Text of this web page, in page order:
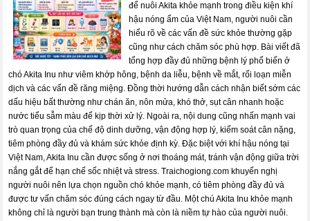
để nuôi Akita khỏe mạnh trong điều kiện khí
hậu nóng ẩm của Việt Nam, người nuôi cần
hiểu rõ về các vấn đề sức khỏe thường gặp
cũng như cách chăm sóc phù hợp. Bài viết đã
tổng hợp đầy đủ những bệnh lý phổ biến ở
chó Akita Inu như viêm khớp hông, bệnh da liễu, bệnh về mắt, rối loạn miễn
dịch và các vấn đề răng miệng. Đồng thời hướng dẫn cách nhận biết sớm các
dấu hiệu bất thường như chán ăn, nôn mửa, khó thở, sụt cân nhanh hoặc
nước tiểu sẫm màu để kịp thời xử lý. Ngoài ra, nội dung cũng nhấn mạnh vai
trò quan trọng của chế độ dinh dưỡng, vận động hợp lý, kiểm soát cân nặng,
tiêm phòng đầy đủ và khám sức khỏe định kỳ. Đặc biệt với khí hậu nóng tại
Việt Nam, Akita Inu cần được sống ở nơi thoáng mát, tránh vận động giữa trời
nắng gắt để hạn chế sốc nhiệt và stress. Traichogiong.com khuyến nghị
người nuôi nên lựa chọn nguồn chó khỏe mạnh, có tiêm phòng đầy đủ và
được tư vấn chăm sóc đúng cách ngay từ đầu. Một chú Akita Inu khỏe mạnh
không chỉ là người bạn trung thành mà còn là niềm tự hào của người nuôi.